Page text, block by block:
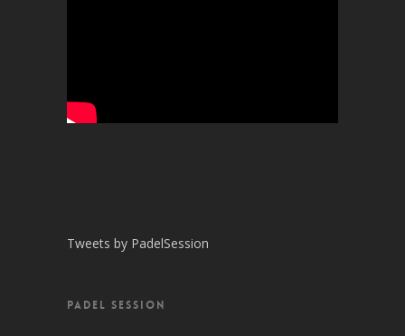
Tweets by PadelSession
PADEL SESSION